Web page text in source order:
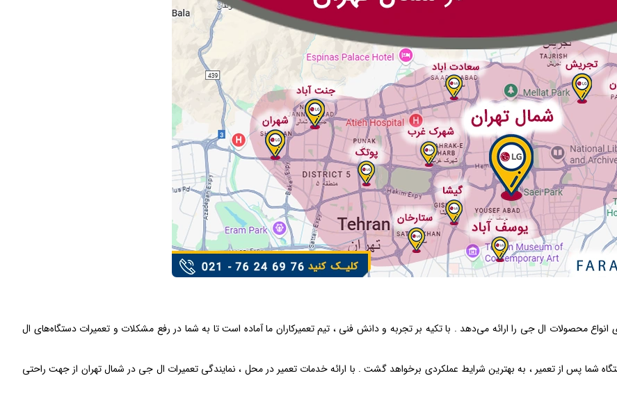
انواع محصولات ال جی را ارائه می‌دهد . با تکیه بر تجربه و دانش فنی ، تیم تعمیرکاران ما آماده است تا به شما در رفع مشکلات و تعمیرات دستگاه‌های ال
شما پس از تعمیر ، به بهترین شرایط عملکردی برخواهد گشت . با ارائه خدمات تعمیر در محل ، نمایندگی تعمیرات ال جی در شمال تهران از جهت راحتی